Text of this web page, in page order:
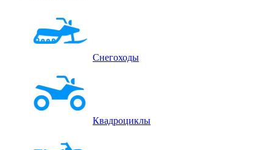
Снегоходы
Квадроциклы